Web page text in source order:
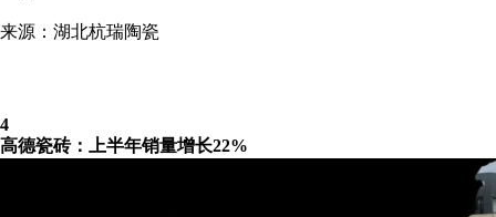
来源：湖北杭瑞陶瓷
4
高德瓷砖：上半年销量增长22%